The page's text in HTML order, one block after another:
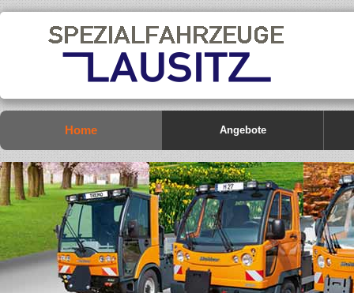
Home Angebote